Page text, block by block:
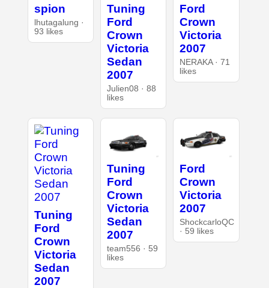
spion
lhutagalung ·
93 likes
Tuning
Ford
Crown
Victoria
Sedan
2007
Julien08 · 88
likes
Ford
Crown
Victoria
2007
NERAKA · 71
likes
Tuning
Ford
Crown
Victoria
Sedan
2007
Tuning
Ford
Crown
Victoria
Sedan
2007
team556 · 59
likes
Ford
Crown
Victoria
2007
ShockcarloQC
· 59 likes